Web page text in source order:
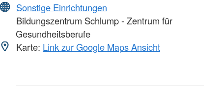
Sonstige Einrichtungen
Bildungszentrum Schlump - Zentrum für
Gesundheitsberufe
Karte: Link zur Google Maps Ansicht